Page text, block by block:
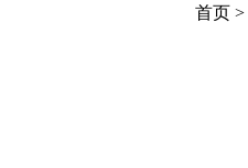
首页 >